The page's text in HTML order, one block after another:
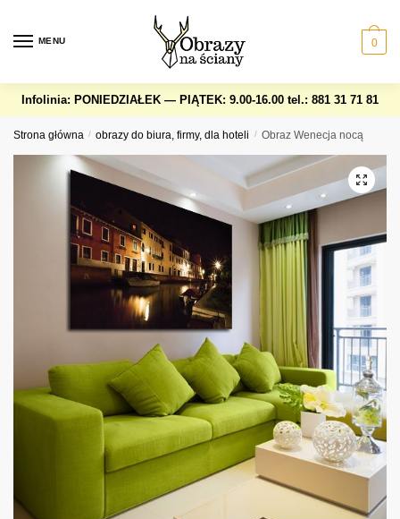
navigation
content
MENU 0
Infolinia: PONIEDZIAŁEK — PIĄTEK: 9.00-16.00 tel.: 881 31 71 81
Strona główna / obrazy do biura, firmy, dla hoteli / Obraz Wenecja nocą